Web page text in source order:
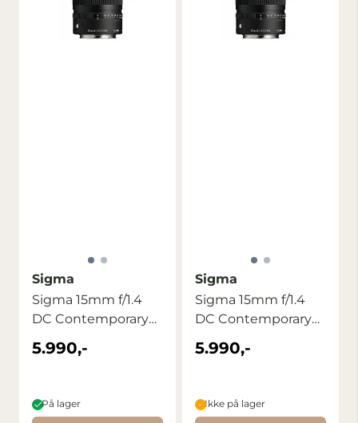
Sigma
Sigma 15mm f/1.4
DC Contemporary
Fuji X
5.990,-
På lager
Sigma
Sigma 15mm f/1.4
DC Contemporary
Canon RF
5.990,-
Ikke på lager